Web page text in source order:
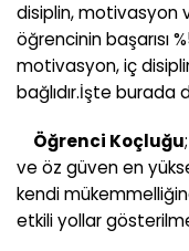
disiplin, motivasyon
öğrencinin başarısı
motivasyon, iç
bağlıdır.İşte burada
Öğrenci Koçluğu
ve öz güven en
kendi
etkili yollar